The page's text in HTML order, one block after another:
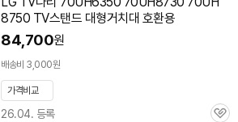
8750 TV스탠드 대형거치대 호환용
84,700원
배송비 3,000원
가격비교
26.04. 등록